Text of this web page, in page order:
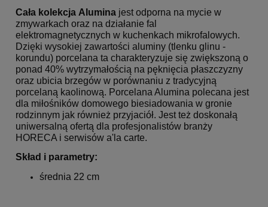
Cała kolekcja Alumina jest odporna na mycie w
zmywarkach oraz na działanie fal
elektromagnetycznych w kuchenkach mikrofalowych.
Dzięki wysokiej zawartości aluminy (tlenku glinu -
korundu) porcelana ta charakteryzuje się zwiększoną o
ponad 40% wytrzymałością na pęknięcia płaszczyzny
oraz ubicia brzegów w porównaniu z tradycyjną
porcelaną kaolinową. Porcelana Alumina polecana jest
dla miłośników domowego biesiadowania w gronie
rodzinnym jak również przyjaciół. Jest też doskonałą
uniwersalną ofertą dla profesjonalistów branży
HORECA i serwisów a'la carte.
Skład i parametry:
średnia 22 cm